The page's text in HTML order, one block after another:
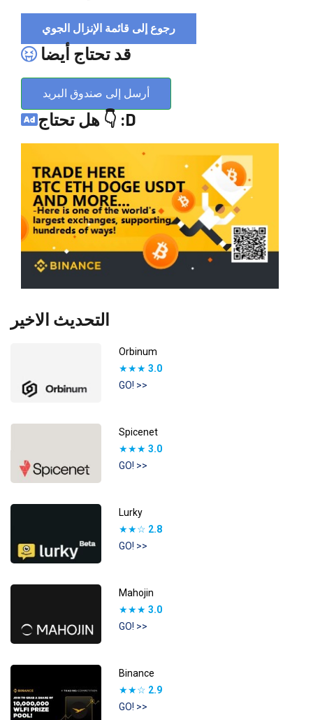
رجوع إلى قائمة الإنزال الجوي
قد تحتاج أيضا
أرسل إلى صندوق البريد
هل تحتاج 👇 :D
التحديث الاخير
Orbinum
★★★ 3.0
GO! >>
Spicenet
★★★ 3.0
GO! >>
Lurky
★★☆ 2.8
GO! >>
Mahojin
★★★ 3.0
GO! >>
Binance
★★☆ 2.9
GO! >>